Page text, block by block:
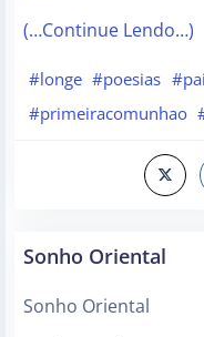
(…Continue Lendo…)
#longe #poesias #pai
#primeiracomunhao
Sonho Oriental
Sonho Oriental